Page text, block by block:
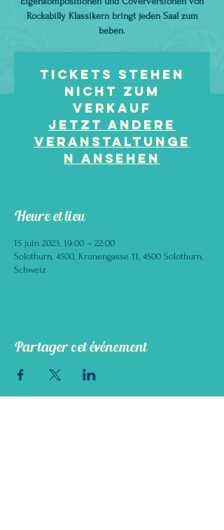
Rockabilly Klassikern bringt jeden Saal zum
beben.
Tickets stehen
nicht zum
Verkauf
Jetzt andere
Veranstaltunge
n ansehen
Heure et lieu
15 juin 2023, 19:00 – 22:00
Solothurn, 4500, Kronengasse 11, 4500 Solothurn,
Schweiz
Partager cet événement